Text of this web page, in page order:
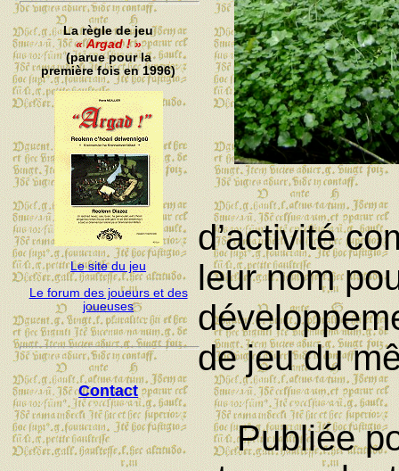
La règle de jeu
« Argad ! »
(parue pour la
première fois en 1996)
Le site du jeu
Le forum des joueurs et des
joueuses
Contact
d’activité
leur nom
de jeu du
Publiée